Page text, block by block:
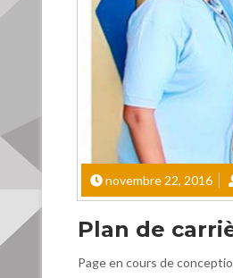
novembre 22, 2016
Plan de
Page en cours de